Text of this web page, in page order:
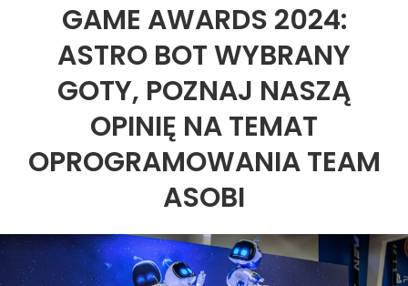
GAME AWARDS 2024:
ASTRO BOT WYBRANY
GOTY, POZNAJ NASZĄ
OPINIĘ NA TEMAT
OPROGRAMOWANIA TEAM
ASOBI